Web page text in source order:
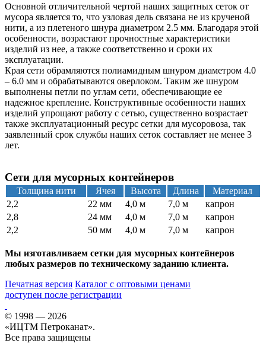
Основной отличительной чертой наших защитных сеток от
мусора является то, что узловая дель связана не из крученой
нити, а из плетеного шнура диаметром 2.5 мм. Благодаря этой
особенности, возрастают прочностные характеристики
изделий из нее, а также соответственно и сроки их
эксплуатации.
Края сети обрамляются полиамидным шнуром диаметром 4.0
– 6.0 мм и обрабатываются оверлоком. Таким же шнуром
выполнены петли по углам сети, обеспечивающие ее
надежное крепление. Конструктивные особенности наших
изделий упрощают работу с сетью, существенно возрастает
также эксплуатационный ресурс сетки для мусоровоза, так
заявленный срок службы наших сеток составляет не менее 3
лет.
Сети для мусорных контейнеров
Толщина нити Ячея Высота Длина
Материал
2,2
22 мм 4,0 м 7,0 м
капрон
2,8
24 мм 4,0 м 7,0 м
капрон
2,2
50 мм 4,0 м 7,0 м капрон
Мы изготавливаем сетки для мусорных контейнеров
любых размеров по техническому заданию клиента.
Печатная версия Каталог с оптовыми ценами
доступен после регистрации
© 1998 — 2026
«ИЦТМ Петроканат».
Все права защищены